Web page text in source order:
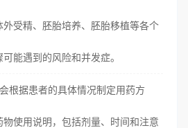
受精、胚胎培养、胚胎移植等各个
能遇到的风险和并发症。
根据患者的具体情况制定用药方
使用说明，包括剂量、时间和注意